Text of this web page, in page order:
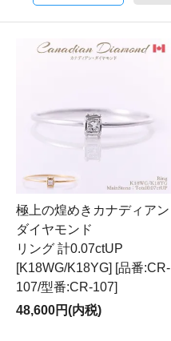
極上の煌めきカナディアン
ダイヤモンド
リング 計0.07ctUP
[K18WG/K18YG] [品番:CR-
107/型番:CR-107]
48,600円(内税)